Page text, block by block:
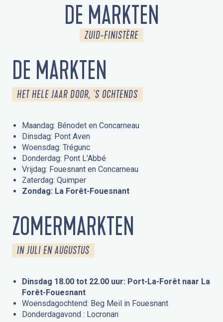
DE MARKTEN
ZUID-FINISTÈRE
DE MARKTEN
HET HELE JAAR DOOR, 'S OCHTENDS
Maandag: Bénodet en Concarneau
Dinsdag: Pont Aven
Woensdag: Trégunc
Donderdag: Pont L’Abbé
Vrijdag: Fouesnant en Concarneau
Zaterdag: Quimper
Zondag: La Forêt-Fouesnant
ZOMERMARKTEN
IN JULI EN AUGUSTUS
Dinsdag 18.00 tot 22.00 uur: Port-La-Forêt naar La
Forêt-Fouesnant
Woensdagochtend: Beg Meil in Fouesnant
Donderdagavond : Locronan